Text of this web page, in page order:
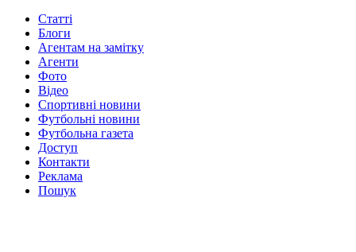
Статті
Блоги
Агентам на замітку
Агенти
Фото
Відео
Спортивні новини
Футбольні новини
Футбольна газета
Доступ
Контакти
Реклама
Пошук